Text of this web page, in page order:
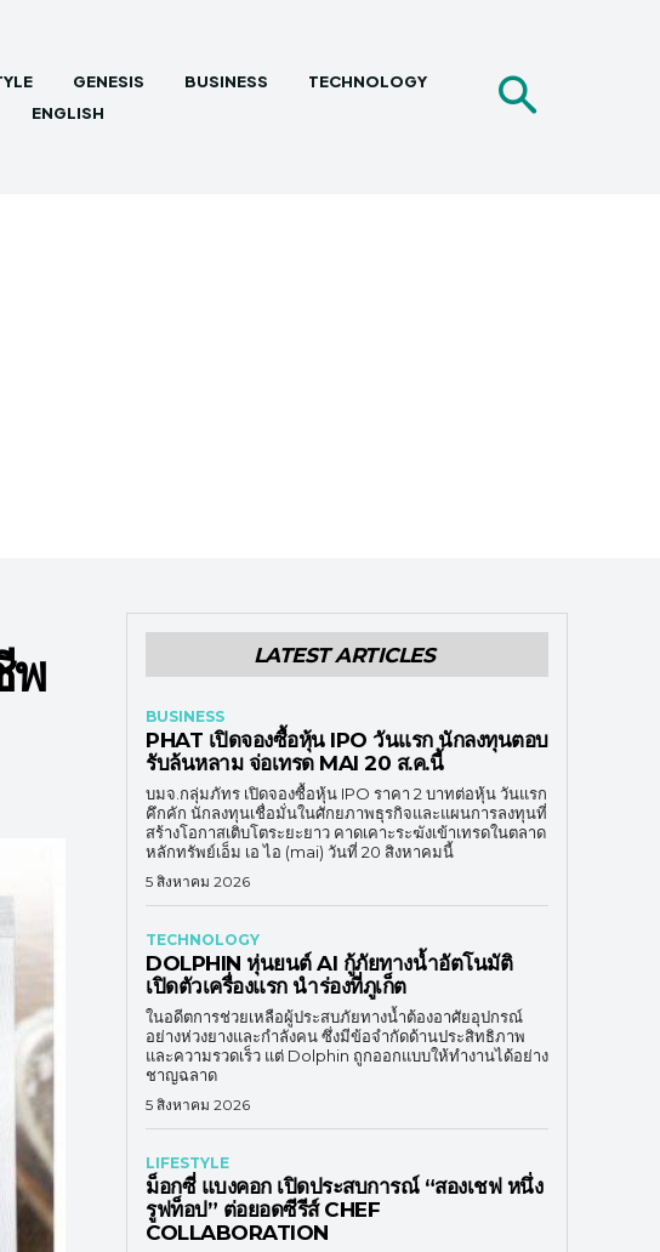
GENESIS BUSINESS
TECHNOLOGY
ENGLISH
พ LATEST ARTICLES
BUSINESS
PHAT เปิดจองซื้อหุ้น IPO วันแรก นักลงทุนตอบ
รับล้นหลาม จ่อเทรด MAI 20 ส.ค.นี้
บมจ.กลุ่มภัทร เปิดจองซื้อหุ้น IPO ราคา 2 บาทต่อหุ้น วันแรก
คึกคัก นักลงทุนเชื่อมั่นในศักยภาพธุรกิจและแผนการลงทุนที่
สร้างโอกาสเติบโตระยะยาว คาดเคาะระฆังเข้าเทรดในตลาด
หลักทรัพย์เอ็ม เอ ไอ (mai) วันที่ 20 สิงหาคมนี้
5 สิงหาคม 2026
TECHNOLOGY
DOLPHIN หุ่นยนต์ AI กู้ภัยทางน้ำอัตโนมัติ
เปิดตัวเครื่องแรก นำร่องที่ภูเก็ต
ในอดีตการช่วยเหลือผู้ประสบภัยทางน้ำต้องอาศัยอุปกรณ์
อย่างห่วงยางและกำลังคน ซึ่งมีข้อจำกัดด้านประสิทธิภาพ
และความรวดเร็ว แต่ Dolphin ถูกออกแบบให้ทำงานได้อย่าง
ชาญฉลาด
5 สิงหาคม 2026
LIFESTYLE
ม็อกซี่ แบงคอก เปิดประสบการณ์ “สองเชฟ หนึ่ง
รูฟท็อป” ต่อยอดซีรีส์ CHEF
COLLABORATION